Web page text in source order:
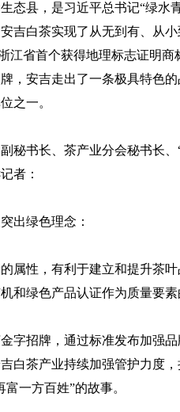
态县，是习近平总书记“绿水
吉白茶实现了从无到有、从
江省首个获得地理标志证明
，安吉走出了一条极具特色
之一。
秘书长、茶产业分会秘书长
者：
出绿色理念：
属性，有利于建立和提升茶
和绿色产品认证作为质量要
字招牌，通过标准发布加强
白茶产业持续加强管护力度
一方百姓”的故事。